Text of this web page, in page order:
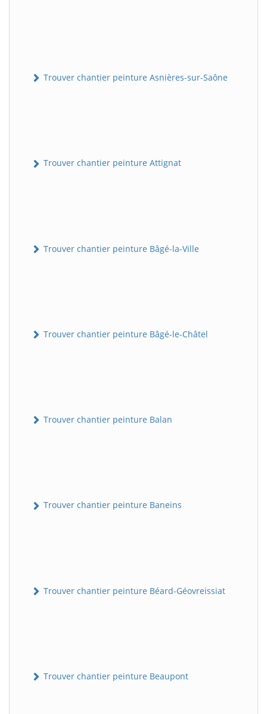
Trouver chantier peinture Asnières-sur-Saône
Trouver chantier peinture Attignat
Trouver chantier peinture Bâgé-la-Ville
Trouver chantier peinture Bâgé-le-Châtel
Trouver chantier peinture Balan
Trouver chantier peinture Baneins
Trouver chantier peinture Béard-Géovreissiat
Trouver chantier peinture Beaupont